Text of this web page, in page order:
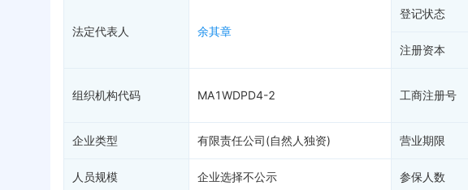
财务数据
法定代表人 余其章
登记状态
注册资本
组织机构代码 MA1WDPD4-2 工商注册号
企业类型 有限责任公司(自然人独资) 营业期限
人员规模 企业选择不公示 参保人数